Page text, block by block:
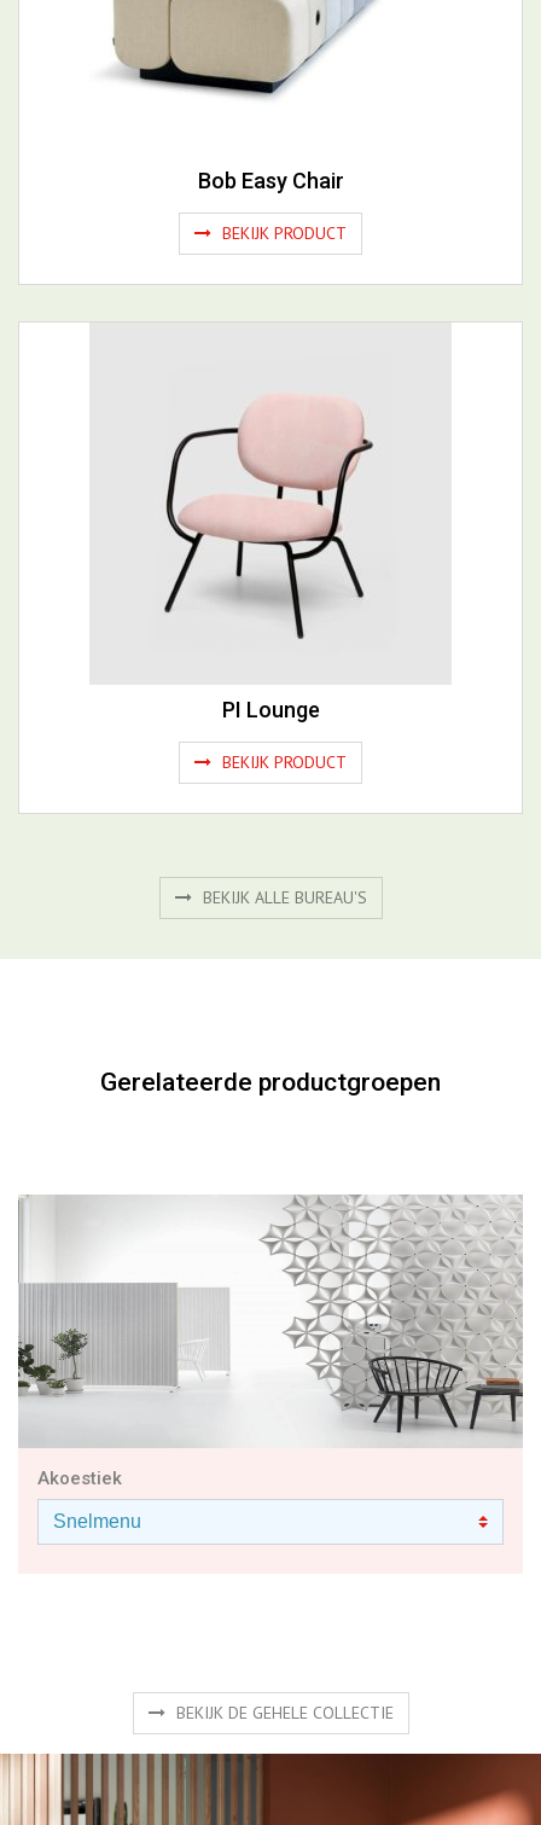
Bob Easy Chair
BEKIJK PRODUCT
PI Lounge
BEKIJK PRODUCT
BEKIJK ALLE BUREAU'S
Gerelateerde productgroepen
Akoestiek
BEKIJK DE GEHELE COLLECTIE